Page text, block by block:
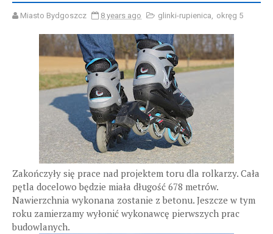
Miasto Bydgoszcz 8 years ago glinki-rupienica, okręg 5
Zakończyły się prace nad projektem toru dla rolkarzy. Cała
pętla docelowo będzie miała długość 678 metrów.
Nawierzchnia wykonana zostanie z betonu. Jeszcze w tym
roku zamierzamy wyłonić wykonawcę pierwszych prac
budowlanych.